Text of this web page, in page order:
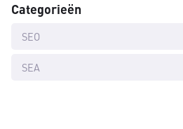
Categorieën
SEO
SEA